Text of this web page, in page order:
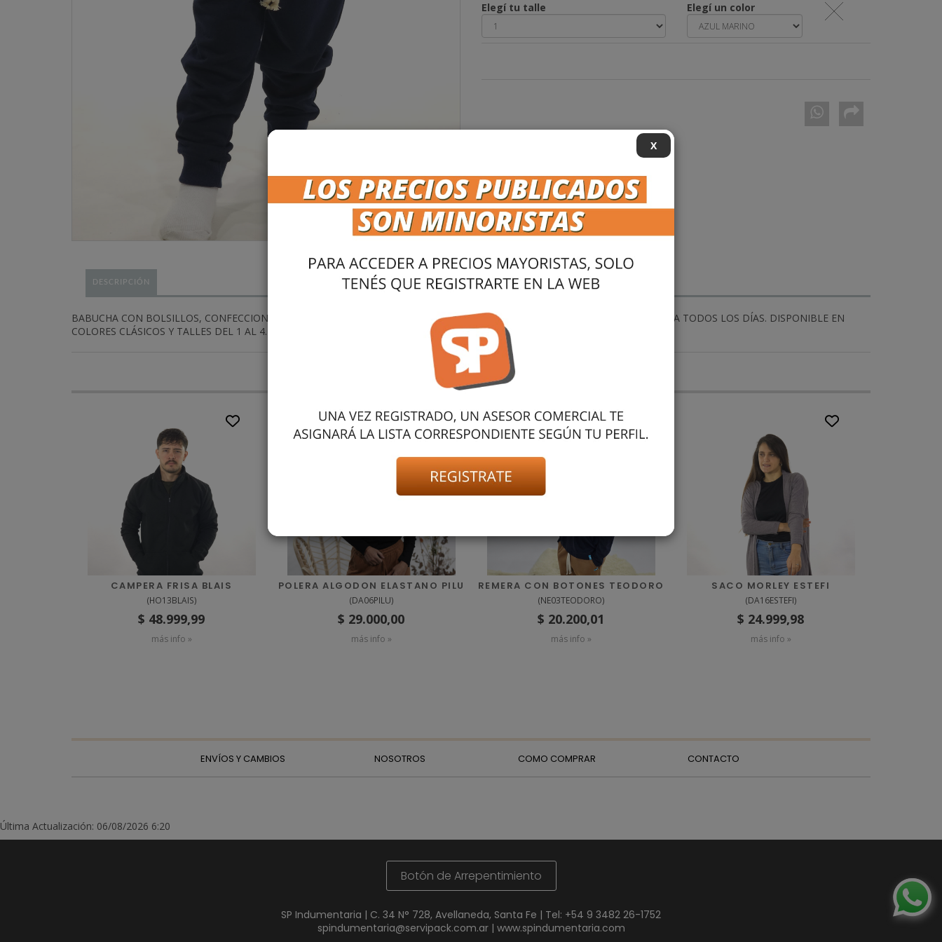
Elegí tu talle Elegí un color
DESCRIPCIÓN
BABUCHA CON BOLSILLOS, CONFECCIONADA EN RUSTICO . PUÑOS Y CINTURA CON MORLEY. CÓMODA Y VERSÁTIL, IDEAL PARA TODOS LOS DÍAS. DISPONIBLE EN
COLORES CLÁSICOS Y TALLES DEL 1 AL 4. EL MODELO USA TALLE 3, MIDE 70 CM Y PESA 14 KG APROX.
También podría gustarte
CAMPERA FRISA BLAIS
(HO13BLAIS)
$ 48.999,99
más info »
POLERA ALGODON ELASTANO PILU
(DA06PILU)
$ 29.000,00
más info »
REMERA CON BOTONES TEODORO
(NE03TEODORO)
$ 20.200,01
más info »
SACO MORLEY ESTEFI
(DA16ESTEFI)
$ 24.999,98
más info »
ENVÍOS Y CAMBIOS NOSOTROS COMO COMPRAR CONTACTO
Última Actualización: 06/08/2026 6:20
Botón de Arrepentimiento
SP Indumentaria | C. 34 N° 728, Avellaneda, Santa Fe | Tel: +54 9 3482 26-1752
spindumentaria@servipack.com.ar| www.spindumentaria.com
X